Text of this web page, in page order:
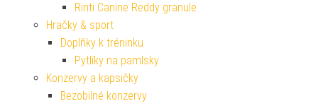
Rinti Canine Reddy granule
Hračky & sport
Doplňky k tréninku
Pytlíky na pamlsky
Konzervy a kapsičky
Bezobilné konzervy